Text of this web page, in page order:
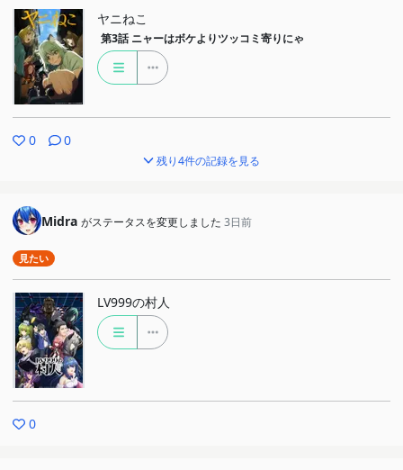
ヤニねこ
第3話 ニャーはボケよりツッコミ寄りにゃ
0 0
残り4件の記録を見る
Midra がステータスを変更しました 3日前
見たい
LV999の村人
0